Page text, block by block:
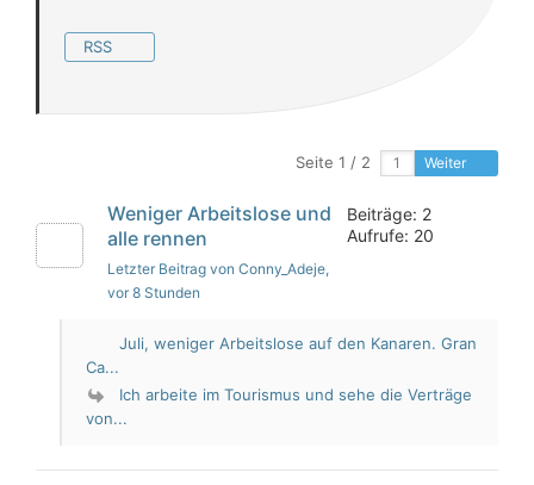
RSS
Seite 1 / 2 Weiter
Weniger Arbeitslose und
alle rennen
Letzter Beitrag von Conny_Adeje,
vor 8 Stunden
Beiträge: 2
Aufrufe: 20
Juli, weniger Arbeitslose auf den Kanaren. Gran
Ca...
Ich arbeite im Tourismus und sehe die Verträge
von...